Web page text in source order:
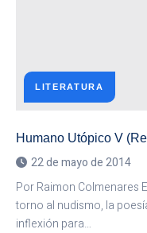
LITERATURA
Humano Utópico V
22 de mayo de 2014
Por Raimon Colmenares
torno al nudismo, la
inflexión para…